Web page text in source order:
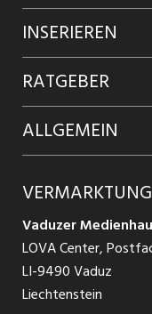
Jobs suchen
Jobabo
Firmen entdecken
Jobs in Graubünden
Jobs in St. Gallen
Jobs in Glarus
Jobs in der
INSERIEREN
Kundenlogin
Inserieren
Produkte
Schnittstelle
RATGEBER
Glossar
Ratgeber Bewerbung
ALLGEMEIN
AGB
Nutzungsbedingungen
VERMARKTUNG
Vaduzer
LOVA Center,
LI-9490 Vaduz
Liechtenstein